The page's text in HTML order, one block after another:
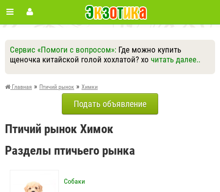
Сервис «Помоги с вопросом»: Где можно купить
щеночка китайской голой хохлатой? хо читать далее..
Ответить Другие вопросы
Задать вопрос
Главная » Птичий рынок » Химки
Подать объявление
Птичий рынок Химок
Разделы птичьего рынка
Собаки